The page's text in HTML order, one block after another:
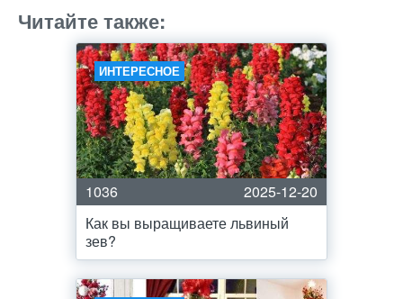
Читайте также:
ИНТЕРЕСНОЕ
1036
2025-12-20
Как вы выращиваете львиный
зев?